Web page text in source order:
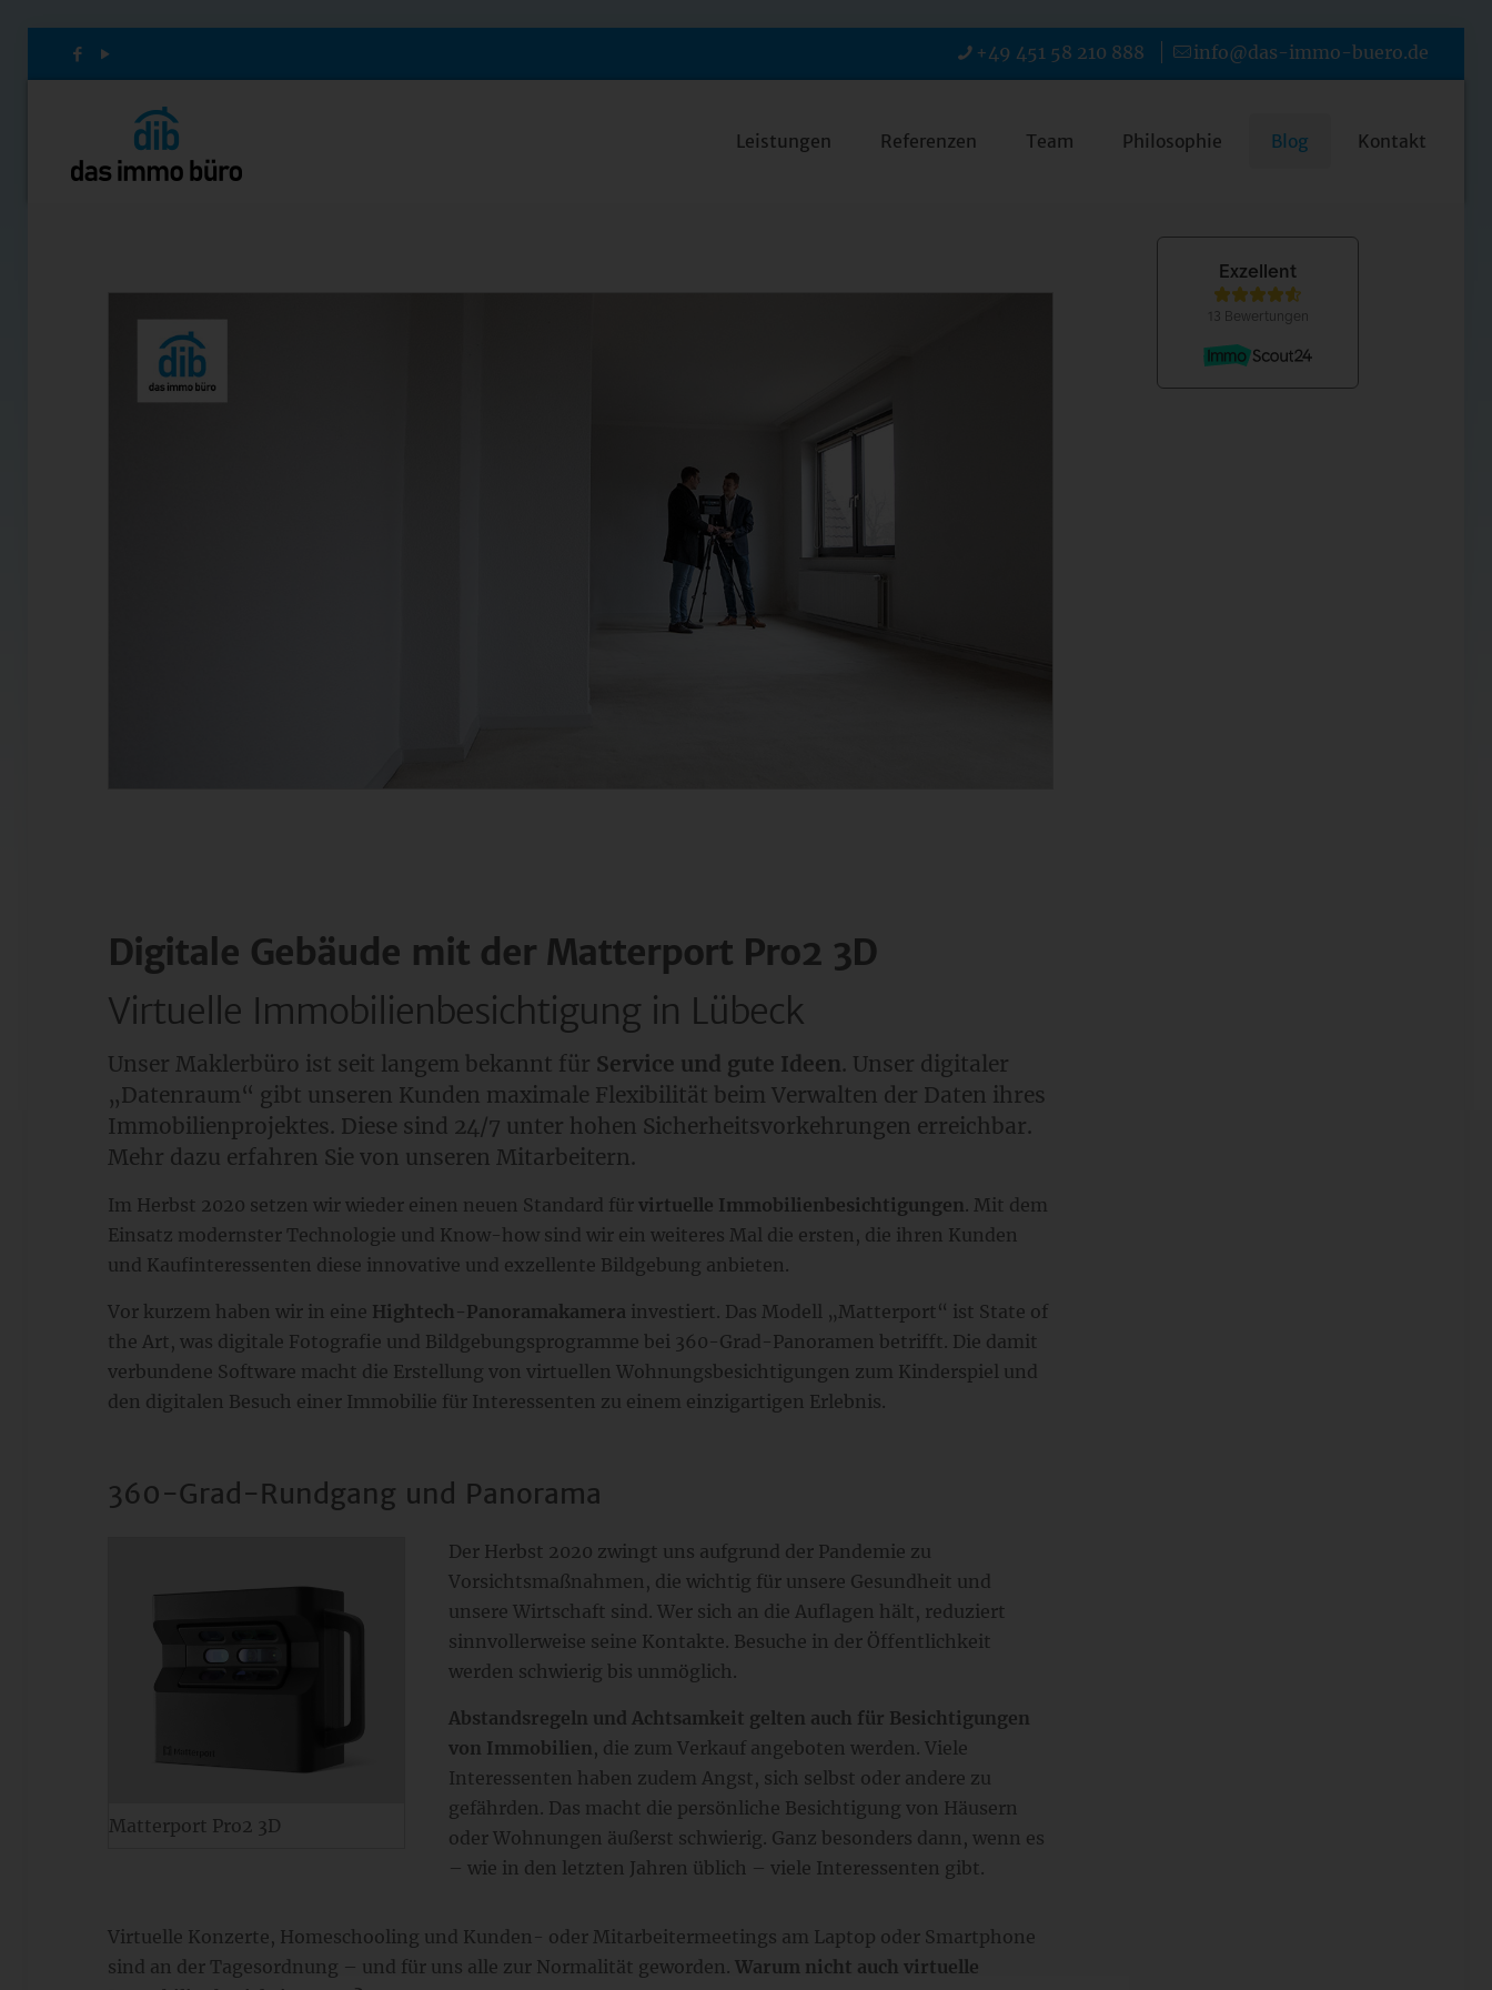
+49 451 58 210 888 info@das-immo-buero.de
Leistungen Referenzen Team Philosophie Blog Kontakt
Digitale Gebäude mit der Matterport Pro2 3D
Virtuelle Immobilienbesichtigung in Lübeck
Unser Maklerbüro ist seit langem bekannt für Service und gute Ideen. Unser digitaler
„Datenraum“ gibt unseren Kunden maximale Flexibilität beim Verwalten der Daten ihres
Immobilienprojektes. Diese sind 24/7 unter hohen Sicherheitsvorkehrungen erreichbar.
Mehr dazu erfahren Sie von unseren Mitarbeitern.
Im Herbst 2020 setzen wir wieder einen neuen Standard für virtuelle Immobilienbesichtigungen. Mit dem
Einsatz modernster Technologie und Know-how sind wir ein weiteres Mal die ersten, die ihren Kunden
und Kaufinteressenten diese innovative und exzellente Bildgebung anbieten.
Vor kurzem haben wir in eine Hightech-Panoramakamera investiert. Das Modell „Matterport“ ist State of
the Art, was digitale Fotografie und Bildgebungsprogramme bei 360-Grad-Panoramen betrifft. Die damit
verbundene Software macht die Erstellung von virtuellen Wohnungsbesichtigungen zum Kinderspiel und
den digitalen Besuch einer Immobilie für Interessenten zu einem einzigartigen Erlebnis.
360-Grad-Rundgang und Panorama
Matterport Pro2 3D
Der Herbst 2020 zwingt uns aufgrund der Pandemie zu
Vorsichtsmaßnahmen, die wichtig für unsere Gesundheit und
unsere Wirtschaft sind. Wer sich an die Auflagen hält, reduziert
sinnvollerweise seine Kontakte. Besuche in der Öffentlichkeit
werden schwierig bis unmöglich.
Abstandsregeln und Achtsamkeit gelten auch für Besichtigungen
von Immobilien, die zum Verkauf angeboten werden. Viele
Interessenten haben zudem Angst, sich selbst oder andere zu
gefährden. Das macht die persönliche Besichtigung von Häusern
oder Wohnungen äußerst schwierig. Ganz besonders dann, wenn es
– wie in den letzten Jahren üblich – viele Interessenten gibt.
Virtuelle Konzerte, Homeschooling und Kunden- oder Mitarbeitermeetings am Laptop oder Smartphone
sind an der Tagesordnung – und für uns alle zur Normalität geworden. Warum nicht auch virtuelle